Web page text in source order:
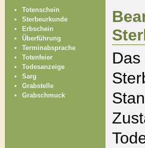
Totenschein
Sterbeurkunde
Erbschein
Überführung
Terminabsprache
Totenfeier
Todesanzeige
Sarg
Grabstelle
Grabschmuck